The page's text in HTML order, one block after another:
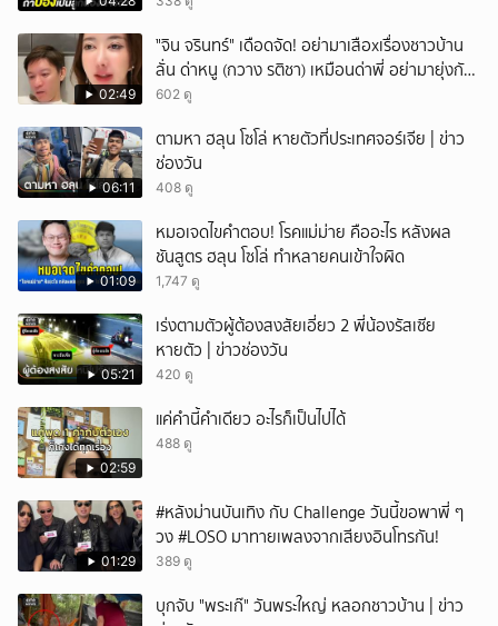
02:49
ั่"จิน จรินทร์" เดือดจัด! อย่ามาเสือxเรื่องชาวบ้าน
ลั่น ด่าหนู (กวาง รติชา) เหมือนด่าพี่ อย่ามายุ่งกับ
คนของผม จบ!!!
602 ดู
06:11
ตามหา ฮลุน โซโล่ หายตัวที่ประเทศจอร์เจีย | ข่าว
ช่องวัน
408 ดู
01:09
หมอเจดไขคำตอบ! โรคแม่ม่าย คืออะไร หลังผล
ชันสูตร ฮลุน โซโล่ ทำหลายคนเข้าใจผิด
1,747 ดู
05:21
เร่งตามตัวผู้ต้องสงสัยเอี่ยว 2 พี่น้องรัสเซีย
หายตัว | ข่าวช่องวัน
420 ดู
02:59
แค่คำนี้คำเดียว อะไรก็เป็นไปได้
488 ดู
01:29
#หลังม่านบันเทิง กับ Challenge วันนี้ขอพาพี่ ๆ
วง #LOSO มาทายเพลงจากเสียงอินโทรกัน!
389 ดู
บุกจับ "พระเก๊" วันพระใหญ่ หลอกชาวบ้าน | ข่าว